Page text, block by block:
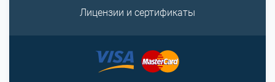
Лицензии и сертификаты